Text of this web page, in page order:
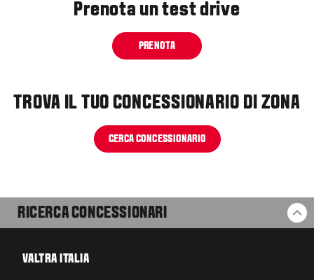
Prenota un test drive
PRENOTA
TROVA IL TUO CONCESSIONARIO DI ZONA
CERCA CONCESSIONARIO
RICERCA CONCESSIONARI
VALTRA ITALIA